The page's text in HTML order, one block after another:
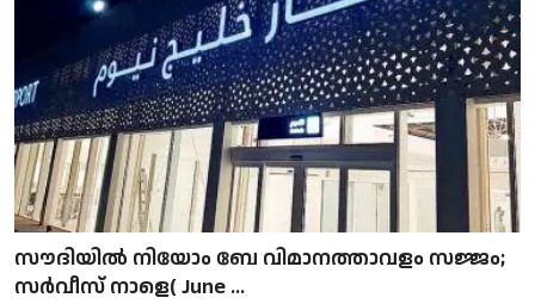
സൗദിയിൽ നിയോം ബേ വിമാനത്താവളം സജ്ജം;
സർവീസ് നാളെ( June ...